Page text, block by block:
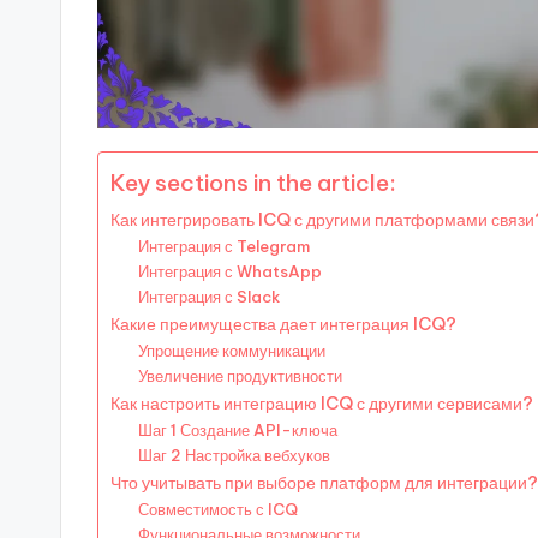
Key sections in the article:
Как интегрировать ICQ с другими платформами
Интеграция с Telegram
Интеграция с WhatsApp
Интеграция с Slack
Какие преимущества дает интеграция ICQ?
Упрощение коммуникации
Увеличение продуктивности
Как настроить интеграцию ICQ с другими сервисами?
Шаг 1 Создание API-ключа
Шаг 2 Настройка вебхуков
Что учитывать при выборе платформ для интеграции?
Совместимость с ICQ